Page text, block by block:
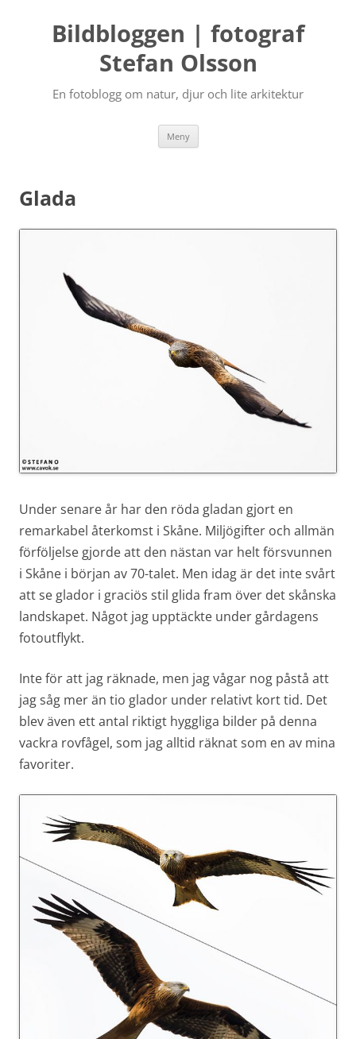
Bildbloggen | fotograf
Stefan Olsson
En fotoblogg om natur, djur och lite arkitektur
Meny Hoppa
till
Glada
Under senare år har den röda gladan gjort en
remarkabel återkomst i Skåne. Miljögifter och allmän
förföljelse gjorde att den nästan var helt försvunnen
i Skåne i början av 70-talet. Men idag är det inte svårt
att se glador i graciös stil glida fram över det skånska
landskapet. Något jag upptäckte under gårdagens
fotoutflykt.
Inte för att jag räknade, men jag vågar nog påstå att
jag såg mer än tio glador under relativt kort tid. Det
blev även ett antal riktigt hyggliga bilder på denna
vackra rovfågel, som jag alltid räknat som en av mina
favoriter.